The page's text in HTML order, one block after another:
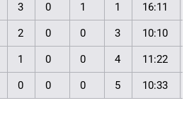
3 0 1 1 16:11
2 0 0 3 10:10
1 0 0 4 11:22
0 0 0 5 10:33